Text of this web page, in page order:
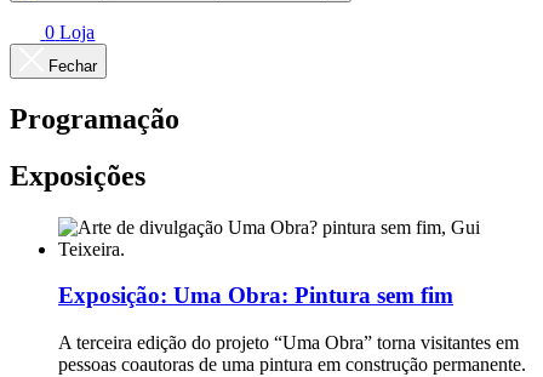
0 Loja
Fechar
Programação
Exposições
Exposição: Uma Obra: Pintura sem fim
A terceira edição do projeto “Uma Obra” torna visitantes em
pessoas coautoras de uma pintura em construção permanente.